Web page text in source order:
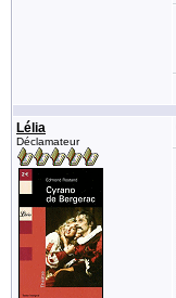
Lélia
Déclamateur